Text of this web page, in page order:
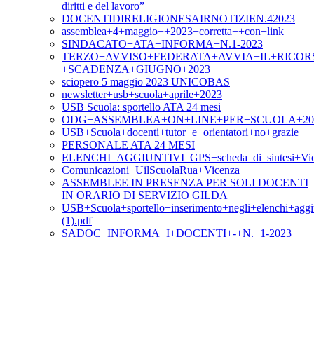
diritti e del lavoro”
DOCENTIDIRELIGIONESAIRNOTIZIEN.42023
assemblea+4+maggio++2023+corretta++con+link
SINDACATO+ATA+INFORMA+N.1-2023
+SCADENZA+GIUGNO+2023
sciopero 5 maggio 2023 UNICOBAS
newsletter+usb+scuola+aprile+2023
USB Scuola: sportello ATA 24 mesi
USB+Scuola+docenti+tutor+e+orientatori+no+grazie
PERSONALE ATA 24 MESI
Comunicazioni+UilScuolaRua+Vicenza
ASSEMBLEE IN PRESENZA PER SOLI DOCENTI
IN ORARIO DI SERVIZIO GILDA
(1).pdf
SADOC+INFORMA+I+DOCENTI+-+N.+1-2023